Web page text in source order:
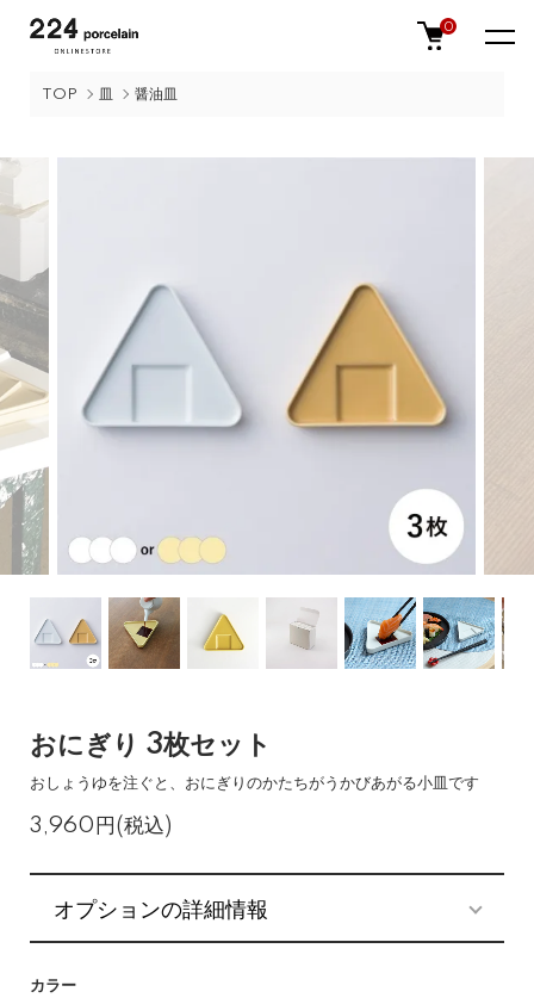
0
TOP 皿 醤油皿
おにぎり 3枚セット
おしょうゆを注ぐと、おにぎりのかたちがうかびあがる小皿です
3,960円(税込)
オプションの詳細情報
カラー